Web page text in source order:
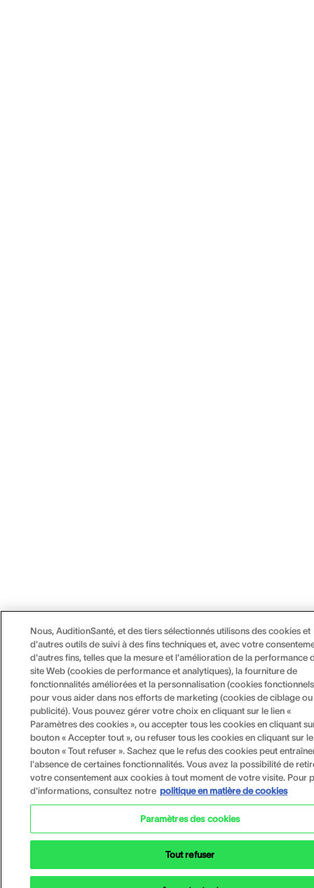
Nous, AuditionSanté, et des tiers sélectionnés utilisons des cookies et
d'autres outils de suivi à des fins techniques et, avec votre
d'autres fins, telles que la mesure et l'amélioration de la performance
site Web (cookies de performance et analytiques), la fourniture de
fonctionnalités améliorées et la personnalisation (cookies
pour vous aider dans nos efforts de marketing (cookies de ciblage
publicité). Vous pouvez gérer votre choix en cliquant sur le lien «
Paramètres des cookies », ou accepter tous les cookies en cliquant
bouton « Accepter tout », ou refuser tous les cookies en cliquant sur le
bouton « Tout refuser ». Sachez que le refus des cookies peut
l'absence de certaines fonctionnalités. Vous avez la possibilité de
votre consentement aux cookies à tout moment de votre visite. Pour
d'informations, consultez notre politique en matière de cookies
Paramètres des cookies
Tout refuser